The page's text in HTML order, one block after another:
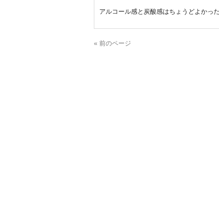
アルコール感と炭酸感はちょうどよかっ
« 前のページ